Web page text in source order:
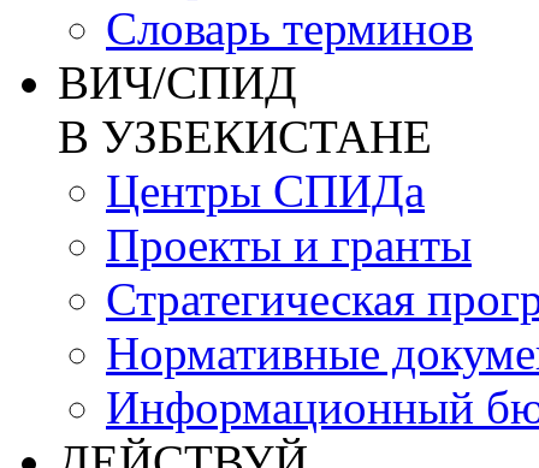
Словарь терминов
ВИЧ/СПИД
В УЗБЕКИСТАНЕ
Центры СПИДа
Проекты и гранты
Стратегическая
Нормативные
Информационный